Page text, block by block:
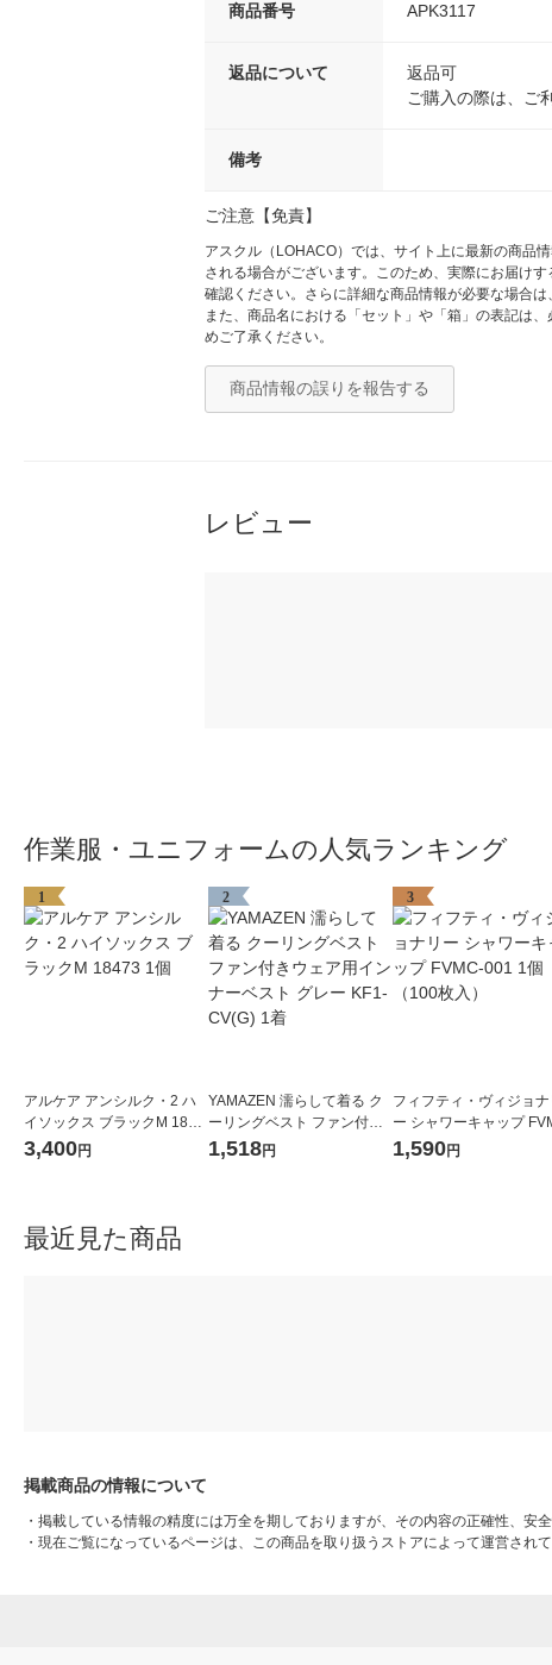
商品番号 APK3117
返品について
返品可
ご購入の際は、ご
備考
ご注意【免責】
アスクル（LOHACO）では、サイト上に最新の商品
される場合がございます。このため、実際にお届け
確認ください。さらに詳細な商品情報が必要な場合は
また、商品名における「セット」や「箱」の表記は
めご了承ください。
商品情報の誤りを報告する
レビュー
作業服・ユニフォームの人気ランキング
1
アルケア アンシルク・2 ハ
イソックス ブラックM 1847
3 1個
3,400円
2
YAMAZEN 濡らして着る ク
ーリングベスト ファン付き
ウェア用インナーベスト グ
1,518円
3
フィフティ・ヴィジョナ
ー シャワーキャップ
001 1個（100枚入）
1,590円
最近見た商品
掲載商品の情報について
・ 掲載している情報の精度には万全を期しておりますが、その内容の正確性、安
・ 現在ご覧になっているページは、この商品を取り扱うストアによって運営され